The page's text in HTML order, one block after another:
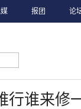
报团 论
行谁来修